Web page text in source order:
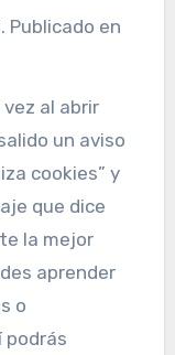
al abrir
un aviso
cookies” y
que dice
la mejor
aprender
o
podrás